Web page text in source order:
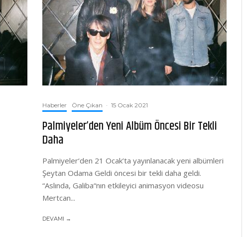
Haberler Öne Çıkan · 15 Ocak 2021
Palmiyeler’den Yeni Albüm Öncesi Bir Tekli
Daha
Palmiyeler‘den 21 Ocak’ta yayınlanacak yeni albümleri
Şeytan Odama Geldi öncesi bir tekli daha geldi.
“Aslında, Galiba“nın etkileyici animasyon videosu
Mertcan...
DEVAMI →